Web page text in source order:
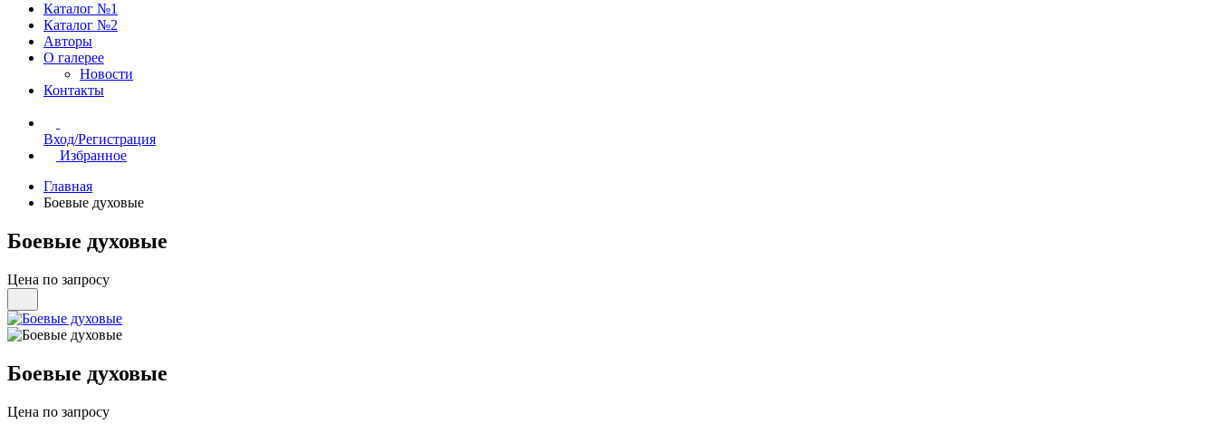
Каталог №1
Каталог №2
Авторы
О галерее
Новости
Контакты
Вход/Регистрация
Избранное
Главная
Боевые духовые
Боевые духовые
Цена по запросу
Боевые духовые
Цена по запросу